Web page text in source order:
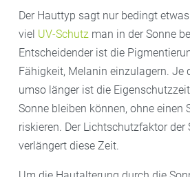
Der Hauttyp sagt nur bedingt
viel UV-Schutz man in der Sonne
Entscheidender ist die
Fähigkeit, Melanin einzulagern. Je
umso länger ist die
Sonne bleiben können, ohne einen
riskieren. Der Lichtschutzfaktor der
verlängert diese Zeit.